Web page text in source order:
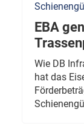
EBA
Wie DB
hat das